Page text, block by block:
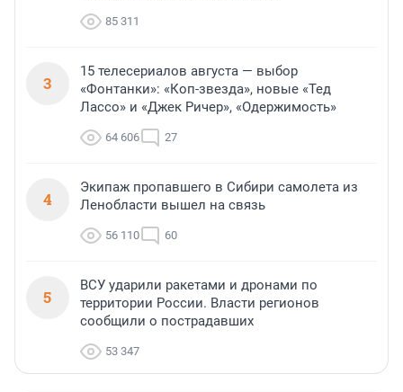
85 311
3
15 телесериалов августа — выбор
«Фонтанки»: «Коп-звезда», новые «Тед
Лассо» и «Джек Ричер», «Одержимость»
64 606 27
4
Экипаж пропавшего в Сибири самолета из
Ленобласти вышел на связь
56 110 60
5
ВСУ ударили ракетами и дронами по
территории России. Власти регионов
сообщили о пострадавших
53 347